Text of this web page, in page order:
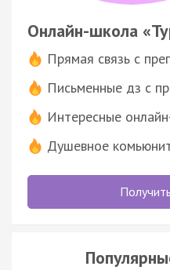
Онлайн-школа
Прямая связь с
Письменные дз с
Интересные
Душевное